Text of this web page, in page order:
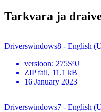
Tarkvara ja
Driverswindows8 - English
versioon: 275S9J
ZIP fail, 11.1 kB
16 January 2023
Driverswindows7 - English